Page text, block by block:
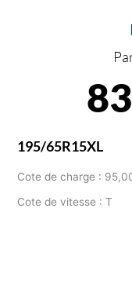
83
195/65R15XL
Cote de charge :
Cote de vitesse : T